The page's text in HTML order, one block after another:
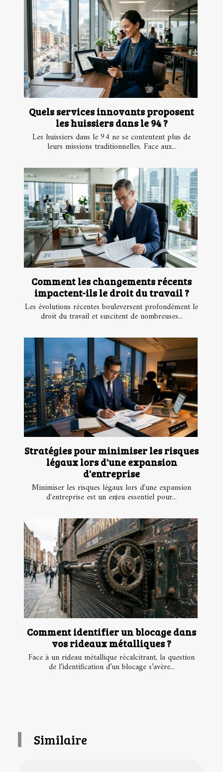
Quels services innovants proposent
les huissiers dans le 94 ?
Les huissiers dans le 94 ne se contentent plus de
leurs missions traditionnelles. Face aux...
Comment les changements récents
impactent-ils le droit du travail ?
Les évolutions récentes bouleversent profondément le
droit du travail et suscitent de nombreuses...
Stratégies pour minimiser les risques
légaux lors d'une expansion
d'entreprise
Minimiser les risques légaux lors d'une expansion
d'entreprise est un enjeu essentiel pour...
Comment identifier un blocage dans
vos rideaux métalliques ?
Face à un rideau métallique récalcitrant, la question
de l’identification d’un blocage s’avère...
Similaire